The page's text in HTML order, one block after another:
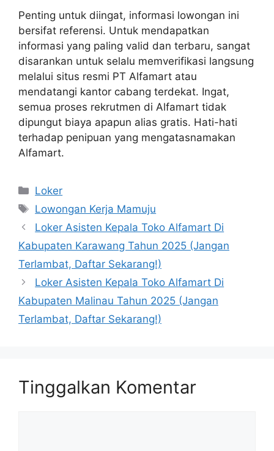
Penting untuk diingat, informasi lowongan ini
bersifat referensi. Untuk mendapatkan
informasi yang paling valid dan terbaru, sangat
disarankan untuk selalu memverifikasi langsung
melalui situs resmi PT Alfamart atau
mendatangi kantor cabang terdekat. Ingat,
semua proses rekrutmen di Alfamart tidak
dipungut biaya apapun alias gratis. Hati-hati
terhadap penipuan yang mengatasnamakan
Alfamart.
Kategori
Loker
Tag
Lowongan Kerja Mamuju
Loker Asisten Kepala Toko Alfamart Di
Kabupaten Karawang Tahun 2025 (Jangan
Terlambat, Daftar Sekarang!)
Loker Asisten Kepala Toko Alfamart Di
Kabupaten Malinau Tahun 2025 (Jangan
Terlambat, Daftar Sekarang!)
Tinggalkan Komentar